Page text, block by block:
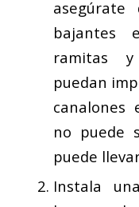
bajantes
ramitas
puedan
canalones
no puede
puede
Instala